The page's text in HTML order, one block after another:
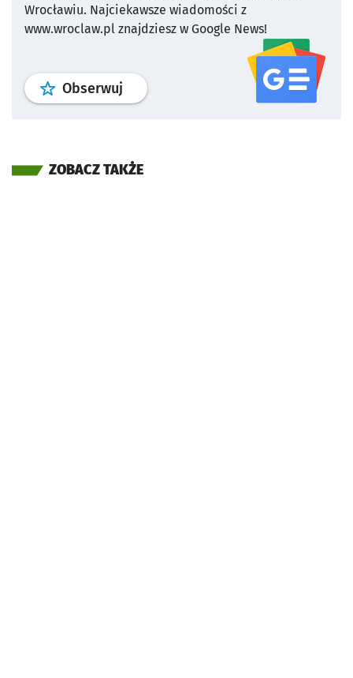
Wrocławiu. Najciekawsze wiadomości z
www.wroclaw.pl znajdziesz w Google News!
Obserwuj profil serwisu
ZOBACZ TAKŻE